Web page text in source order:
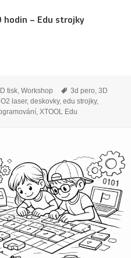
– Edu strojky
– červenec 2026
tisk,Workshop Štítky:
3d pero,3D
laser,deskovky,edu strojky,
,XTOOL Edu